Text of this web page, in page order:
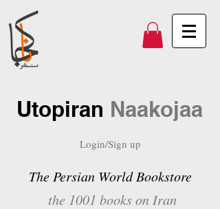
Utopiran Naakojaa
Login/Sign up
The Persian World Bookstore
the 1001 books on Iran